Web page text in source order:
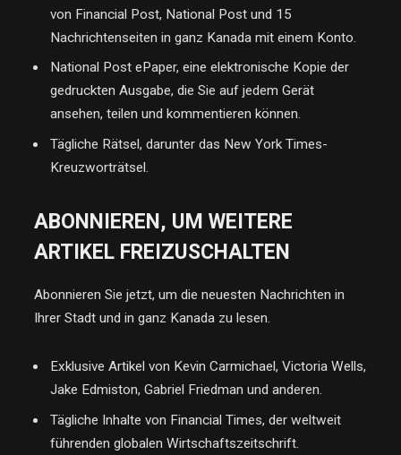
von Financial Post, National Post und 15
Nachrichtenseiten in ganz Kanada mit einem Konto.
National Post ePaper, eine elektronische Kopie der
gedruckten Ausgabe, die Sie auf jedem Gerät
ansehen, teilen und kommentieren können.
Tägliche Rätsel, darunter das New York Times-
Kreuzworträtsel.
ABONNIEREN, UM WEITERE
ARTIKEL FREIZUSCHALTEN
Abonnieren Sie jetzt, um die neuesten Nachrichten in
Ihrer Stadt und in ganz Kanada zu lesen.
Exklusive Artikel von Kevin Carmichael, Victoria Wells,
Jake Edmiston, Gabriel Friedman und anderen.
Tägliche Inhalte von Financial Times, der weltweit
führenden globalen Wirtschaftszeitschrift.